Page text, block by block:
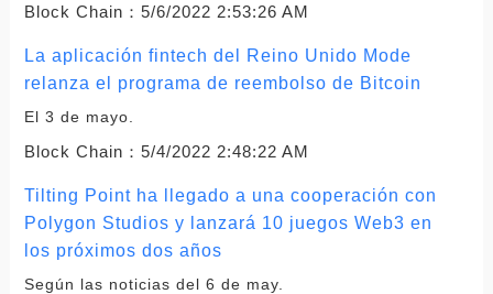
Block Chain： 5/6/2022 2:53:26 AM
La aplicación fintech del Reino Unido Mode
relanza el programa de reembolso de Bitcoin
El 3 de mayo.
Block Chain： 5/4/2022 2:48:22 AM
Tilting Point ha llegado a una cooperación con
Polygon Studios y lanzará 10 juegos Web3 en
los próximos dos años
Según las noticias del 6 de may.